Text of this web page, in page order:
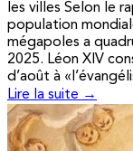
les villes Selon le
population
mégapoles a
2025. Léon XIV
d’août à
Lire la suite →